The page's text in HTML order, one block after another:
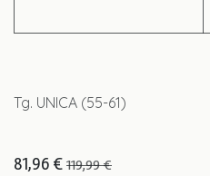
Tg. UNICA (55-61)
81,96 € 119,99€